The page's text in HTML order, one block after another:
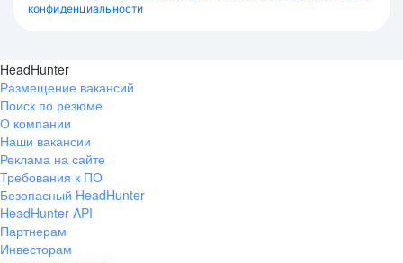
конфиденциальности
HeadHunter
Размещение вакансий
Поиск по резюме
О компании
Наши вакансии
Реклама на сайте
Требования к ПО
Безопасный HeadHunter
HeadHunter API
Партнерам
Инвесторам